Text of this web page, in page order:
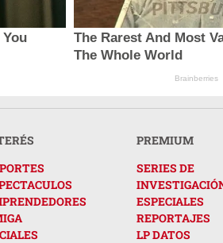
The Rarest And Most
The Whole World
Brainberries
PREMIUM
SERIES DE
ESPECIALES
REPORTAJES
LP DATOS